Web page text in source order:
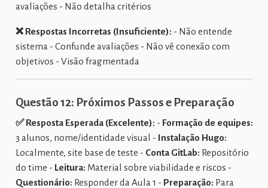
avaliações - Não detalha critérios
❌ Respostas Incorretas (Insuficiente): - Não entende
sistema - Confunde avaliações - Não vê conexão com
objetivos - Visão fragmentada
Questão 12: Próximos Passos e Preparação
✅ Resposta Esperada (Excelente): - Formação de equipes:
3 alunos, nome/identidade visual - Instalação Hugo:
Localmente, site base de teste - Conta GitLab: Repositório
do time - Leitura: Material sobre viabilidade e riscos -
Questionário: Responder da Aula 1 - Preparação: Para